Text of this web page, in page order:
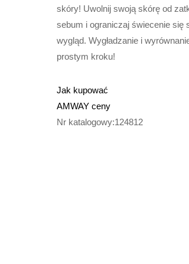
skóry! Uwolnij swoją skórę od
sebum i ograniczaj świecenie się
wygląd. Wygładzanie i
prostym kroku!
Jak kupować
AMWAY ceny
Nr katalogowy:124812